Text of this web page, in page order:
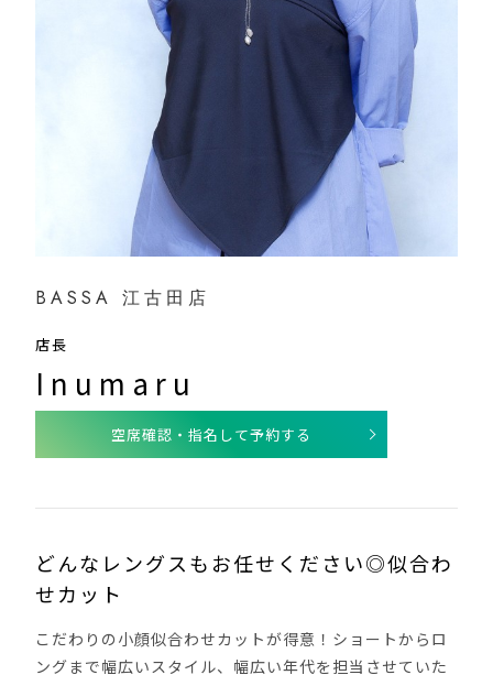
BASSA 江古田店
店長
Inumaru
空席確認・指名して予約する
どんなレングスもお任せください◎似合わ
せカット
こだわりの小顔似合わせカットが得意！ショートからロ
ングまで幅広いスタイル、幅広い年代を担当させていた